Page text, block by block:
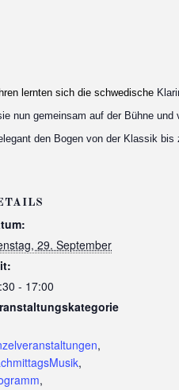
lernten sich die schwedische
nun gemeinsam auf der Bühne und
den Bogen von der Klassik bis
29. September
- 17:00
,
,
,